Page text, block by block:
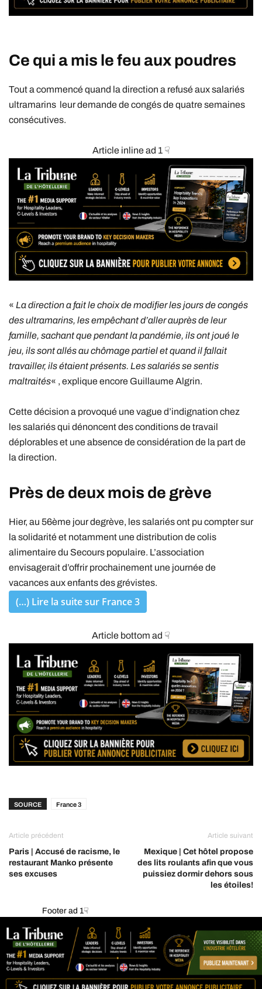
Ce qui a mis le feu aux poudres
Tout a commencé quand la direction a refusé aux salariés
ultramarins leur demande de congés de quatre semaines
consécutives.
Article inline ad 1 ☟
« La direction a fait le choix de modifier les jours de congés
des ultramarins, les empêchant d’aller auprès de leur
famille, sachant que pendant la pandémie, ils ont joué le
jeu, ils sont allés au chômage partiel et quand il fallait
travailler, ils étaient présents. Les salariés se sentis
maltraités« , explique encore Guillaume Algrin.
Cette décision a provoqué une vague d’indignation chez
les salariés qui dénoncent des conditions de travail
déplorables et une absence de considération de la part de
la direction.
Près de deux mois de grève
Hier, au 56ème jour degrève, les salariés ont pu compter sur
la solidarité et notamment une distribution de colis
alimentaire du Secours populaire. L’association
envisagerait d’offrir prochainement une journée de
vacances aux enfants des grévistes.
(…) Lire la suite sur France 3
Article bottom ad ☟
SOURCE France 3
Article précédent
Paris | Accusé de racisme, le
restaurant Manko présente
ses excuses
Article suivant
Mexique | Cet hôtel propose
des lits roulants afin que vous
puissiez dormir dehors sous
les étoiles!
Footer ad 1☟